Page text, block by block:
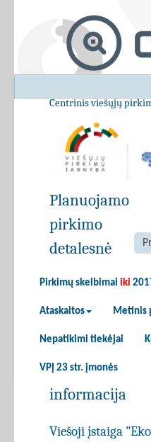
Centrinis viešųjų
Pirkimų skelbimai iki
Ataskaitos Metinis
Nepatikimi tiekėjai
VPĮ 23 str. įmonės
Planuojamo
pirkimo
detalesnė
informacija
Viešoji įstaiga